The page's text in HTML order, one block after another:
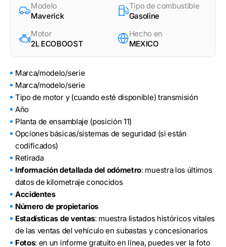
Modelo
Maverick
Tipo de combustible
Gasoline
Motor
2L ECOBOOST
Hecho en
MEXICO
Marca/modelo/serie
Marca/modelo/serie
Tipo de motor y (cuando esté disponible) transmisión
Año
Planta de ensamblaje (posición 11)
Opciones básicas/sistemas de seguridad (si están
codificados)
Retirada
Información detallada del odómetro: muestra los últimos
datos de kilometraje conocidos
Accidentes
Número de propietarios
Estadísticas de ventas: muestra listados históricos vitales
de las ventas del vehículo en subastas y concesionarios
Fotos: en un informe gratuito en línea, puedes ver la foto